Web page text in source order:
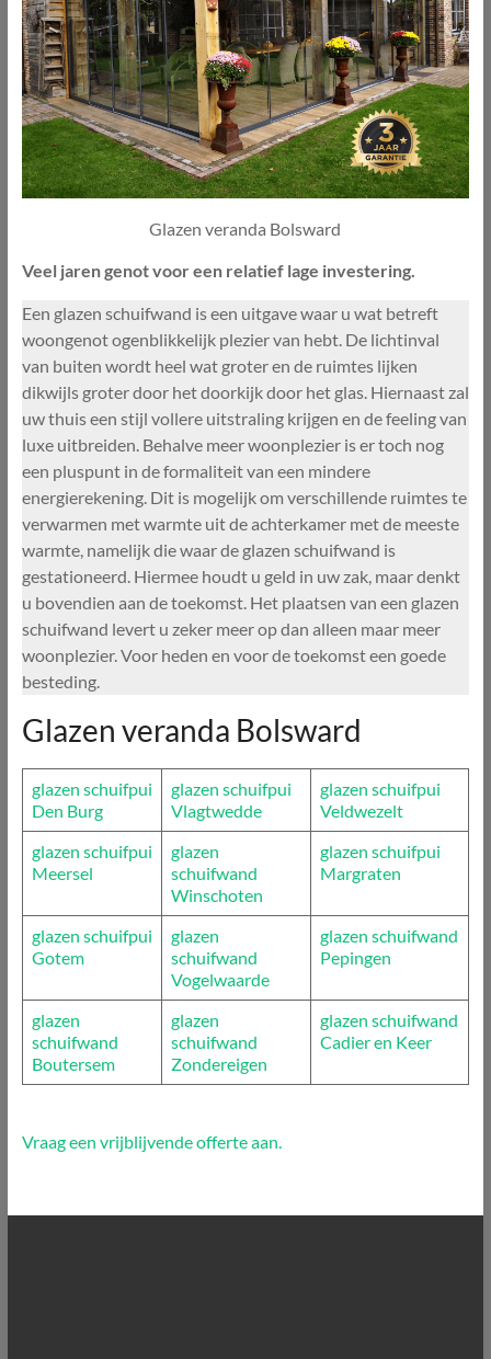
Glazen veranda Bolsward
Veel jaren genot voor een relatief lage investering.
Een glazen schuifwand is een uitgave waar u wat betreft
woongenot ogenblikkelijk plezier van hebt. De lichtinval
van buiten wordt heel wat groter en de ruimtes lijken
dikwijls groter door het doorkijk door het glas. Hiernaast zal
uw thuis een stijl vollere uitstraling krijgen en de feeling van
luxe uitbreiden. Behalve meer woonplezier is er toch nog
een pluspunt in de formaliteit van een mindere
energierekening. Dit is mogelijk om verschillende ruimtes te
verwarmen met warmte uit de achterkamer met de meeste
warmte, namelijk die waar de glazen schuifwand is
gestationeerd. Hiermee houdt u geld in uw zak, maar denkt
u bovendien aan de toekomst. Het plaatsen van een glazen
schuifwand levert u zeker meer op dan alleen maar meer
woonplezier. Voor heden en voor de toekomst een goede
besteding.
Glazen veranda Bolsward
glazen schuifpui
Den Burg
glazen schuifpui
Vlagtwedde
glazen schuifpui
Veldwezelt
glazen schuifpui
Meersel
glazen
schuifwand
Winschoten
glazen schuifpui
Margraten
glazen schuifpui
Gotem
glazen
schuifwand
Vogelwaarde
glazen schuifwand
Pepingen
glazen
schuifwand
Boutersem
glazen
schuifwand
Zondereigen
glazen schuifwand
Cadier en Keer
Vraag een vrijblijvende offerte aan.